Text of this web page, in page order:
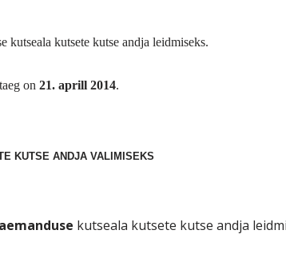
kutseala kutsete kutse andja leidmiseks.
on 21. aprill 2014.
KUTSE ANDJA VALIMISEKS
kutseala kutsete kutse andja